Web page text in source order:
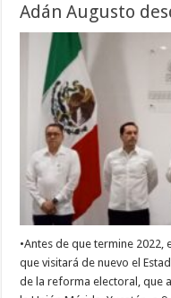
Adán Augusto
•Antes de que termine
que visitará de nuevo el
de la reforma electoral, que